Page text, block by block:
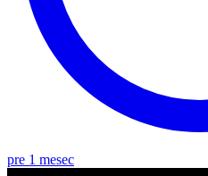
pre 1 mesec